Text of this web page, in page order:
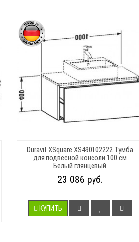
Duravit XSquare XS490102222 Тумба
для подвесной консоли 100 см
Белый глянцевый
23 086 руб.
КУПИТЬ